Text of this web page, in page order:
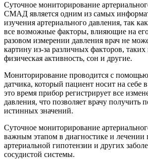
Суточное мониторирование
СМАД является одним из самых
изучения артериального давления, так
все возможные факторы, влияющие на
разовом измерении давления врач не
картину из-за различных факторов, таких
физическая активность, сон и другие.
Мониторирование проводится с
датчика, который пациент носит на себе
это время прибор регистрирует все
давления, что позволяет врачу получить
истинных значений.
Суточное мониторирование
важным этапом в диагностике и лечении
артериальной гипотензии и других
сосудистой системы.